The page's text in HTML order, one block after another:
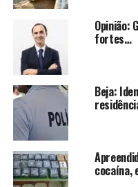
Opinião:
fortes…
Beja:
cocaína,